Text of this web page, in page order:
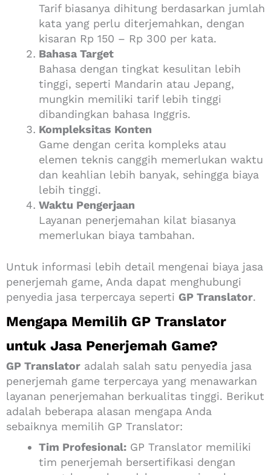
Tarif biasanya dihitung berdasarkan jumlah
kata yang perlu diterjemahkan, dengan
kisaran Rp 150 – Rp 300 per kata.
Bahasa Target
Bahasa dengan tingkat kesulitan lebih
tinggi, seperti Mandarin atau Jepang,
mungkin memiliki tarif lebih tinggi
dibandingkan bahasa Inggris.
Kompleksitas Konten
Game dengan cerita kompleks atau
elemen teknis canggih memerlukan waktu
dan keahlian lebih banyak, sehingga biaya
lebih tinggi.
Waktu Pengerjaan
Layanan penerjemahan kilat biasanya
memerlukan biaya tambahan.
Untuk informasi lebih detail mengenai biaya jasa
penerjemah game, Anda dapat menghubungi
penyedia jasa terpercaya seperti GP Translator.
Mengapa Memilih GP Translator
untuk Jasa Penerjemah Game?
GP Translator adalah salah satu penyedia jasa
penerjemah game terpercaya yang menawarkan
layanan penerjemahan berkualitas tinggi. Berikut
adalah beberapa alasan mengapa Anda
sebaiknya memilih GP Translator:
Tim Profesional: GP Translator memiliki
tim penerjemah bersertifikasi dengan